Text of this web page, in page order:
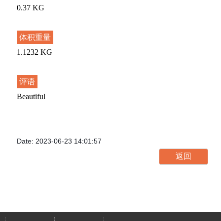
0.37 KG
体积重量
1.1232 KG
评语
Beautiful
Date: 2023-06-23 14:01:57